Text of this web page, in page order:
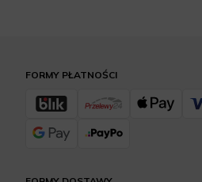
FORMY PŁATNOŚCI